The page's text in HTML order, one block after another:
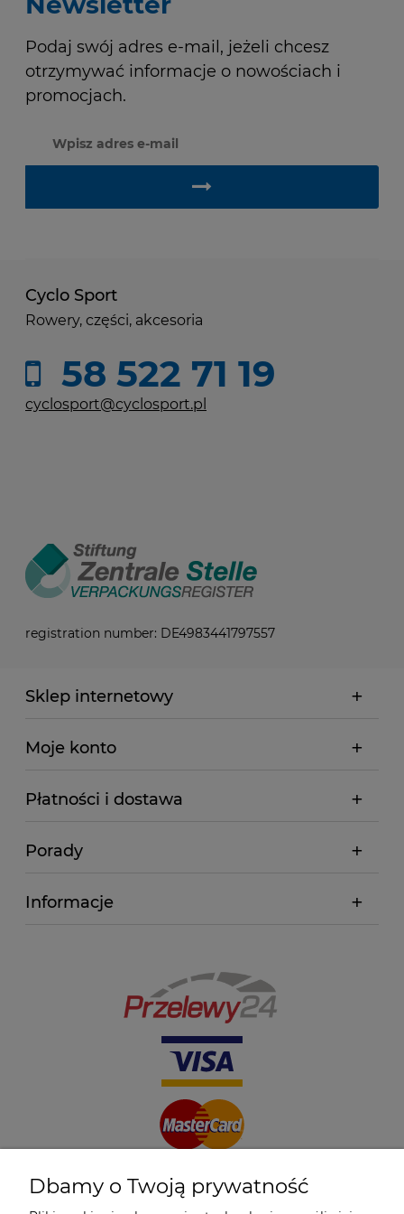
Podaj swój adres e-mail, jeżeli chcesz
otrzymywać informacje o nowościach i
promocjach.
Cyclo Sport
Rowery, części, akcesoria
58 522 71 19
cyclosport@cyclosport.pl
registration number: DE4983441797557
Sklep internetowy
Moje konto
Płatności i dostawa
Porady
Informacje
Dbamy o Twoją prywatność